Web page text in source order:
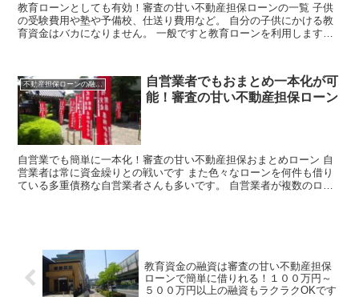
教育ローンとしても有効！審査の甘い不動産担保ローンの一覧 子供
の受験費用や塾や予備校、仕送り費用など。 自分の子供にかける教
育資金はバカになりません。 一般ですと教育ローンを利用します
不動産担保ローンの融資情報
自営業者でもおまとめ一本化が可
能！審査の甘い不動産担保ローン
自営業でも簡単に一本化！審査の甘い不動産担保おまとめローン 自
営業者は常に資金繰りとの戦いです また色々なローンを何件も借り
ている多重債務な自営業者さんも多いです。 自営業者が複数のロー
教育資金の融資は審査の甘い不動産担保
ローンで簡単に借りれる！１００万円～
５００万円以上の融資もラクラクOKです